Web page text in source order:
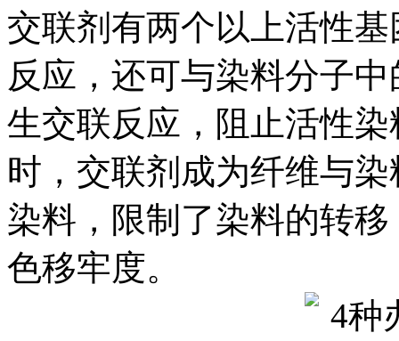
交联剂有两个以上活性
反应，还可与染料分子
生交联反应，阻止活性
时，交联剂成为纤维与
染料，限制了染料的转
色移牢度。